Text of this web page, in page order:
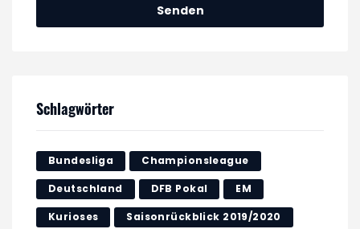
Schlagwörter
Bundesliga Championsleague
Deutschland DFB Pokal EM
Kurioses Saisonrückblick 2019/2020